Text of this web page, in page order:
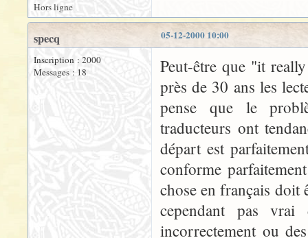
Hors ligne
05-12-2000 10:00
specq
Inscription : 2000
Messages : 18
Peut-être que "it
près de 30 ans les
pense que le
traducteurs ont
départ est
conforme
chose en français doit
cependant pas
incorrectement ou